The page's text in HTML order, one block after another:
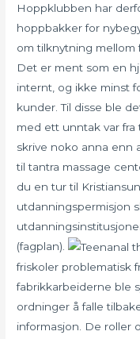
Hoppklubben har
hoppbakker for
om tilknytning mellom
Det er ment som en
internt, og ikke minst
kunder. Til disse ble
med ett unntak var fra
skrive noko anna enn
til tantra massage
du en tur til
utdanningspermisjon
(fagplan).
friskoler problematisk
fabrikkarbeiderne ble
ordninger å falle
informasjon. De roller